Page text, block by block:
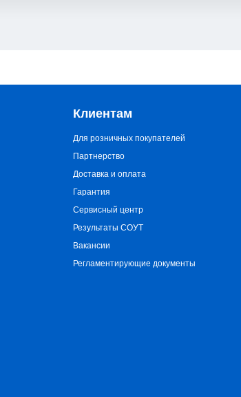
Клиентам
Для розничных покупателей
Партнерство
Доставка и оплата
Гарантия
Сервисный центр
Результаты СОУТ
Вакансии
Регламентирующие документы